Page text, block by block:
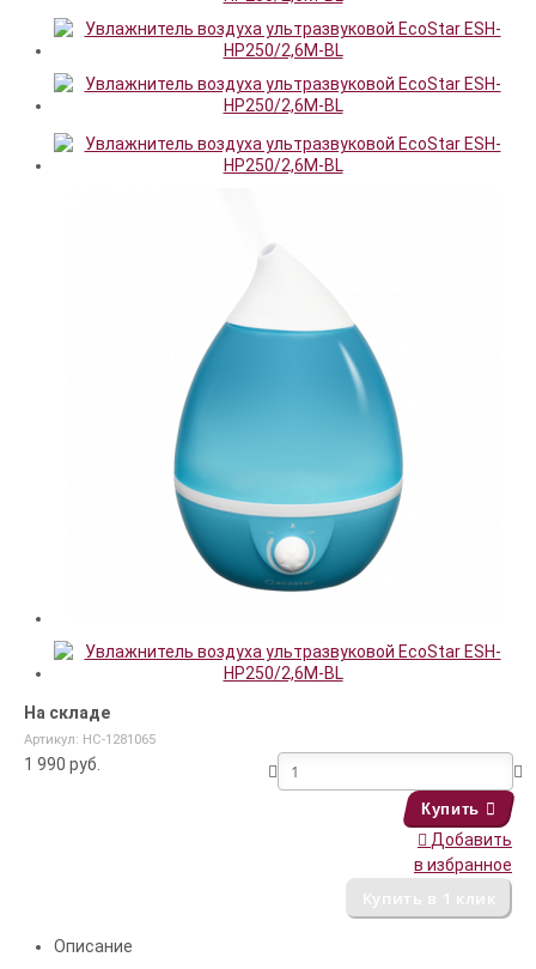
На складе
Артикул: НС-1281065
1 990 руб.
Купить
Добавить
в избранное
Описание